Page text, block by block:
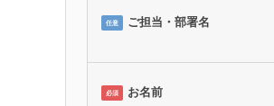
任意 ご担当・部署名
必須 お名前